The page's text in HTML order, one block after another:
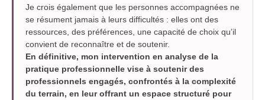
Je crois également que les personnes accompagnées ne
se résument jamais à leurs difficultés : elles ont des
ressources, des préférences, une capacité de choix qu’il
convient de reconnaître et de soutenir.
En définitive, mon intervention en analyse de la
pratique professionnelle vise à soutenir des
professionnels engagés, confrontés à la complexité
du terrain, en leur offrant un espace structuré pour